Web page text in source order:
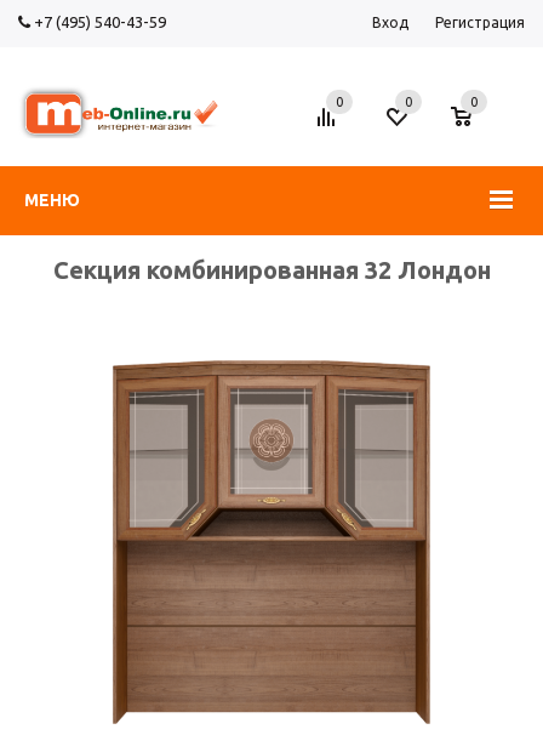
+7 (495) 540-43-59 Вход Регистрация
МЕНЮ
0 0
0
Секция комбинированная 32 Лондон